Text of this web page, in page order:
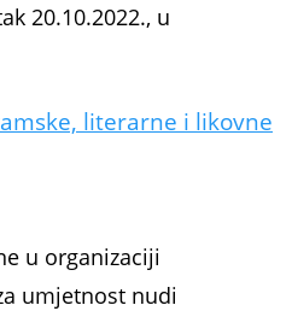
20.10.2022., u
literarne i likovne
u organizaciji
umjetnost nudi